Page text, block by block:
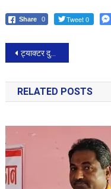
Share 0 Tweet 0
Post
navigation
ट्याक्टर दुर्घटना हुँदा १ जनाको मृत्यु
RELATED POSTS